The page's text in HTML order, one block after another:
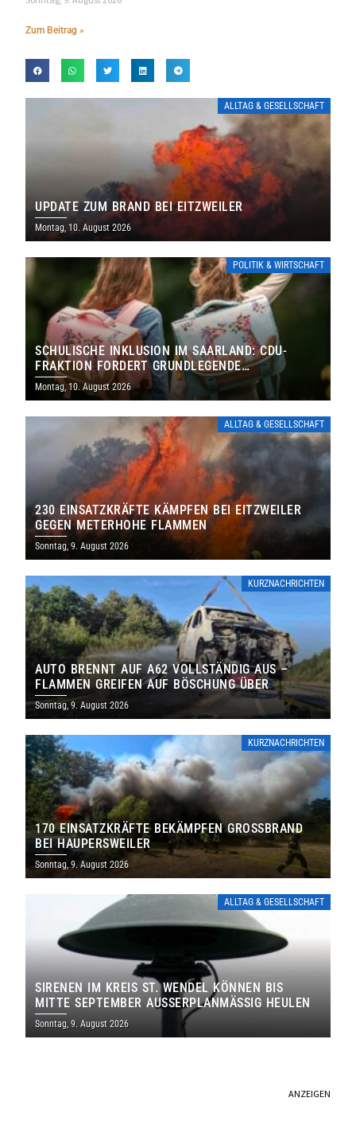
Zum Beitrag »
ALLTAG & GESELLSCHAFT
UPDATE ZUM BRAND BEI EITZWEILER
Montag, 10. August 2026
POLITIK & WIRTSCHAFT
SCHULISCHE INKLUSION IM SAARLAND: CDU-
FRAKTION FORDERT GRUNDLEGENDE
NEUAUFSTELLUNG
Montag, 10. August 2026
ALLTAG & GESELLSCHAFT
230 EINSATZKRÄFTE KÄMPFEN BEI EITZWEILER
GEGEN METERHOHE FLAMMEN
Sonntag, 9. August 2026
KURZNACHRICHTEN
AUTO BRENNT AUF A62 VOLLSTÄNDIG AUS –
FLAMMEN GREIFEN AUF BÖSCHUNG ÜBER
Sonntag, 9. August 2026
KURZNACHRICHTEN
170 EINSATZKRÄFTE BEKÄMPFEN GROSSBRAND B
EI HAUPERSWEILER
Sonntag, 9. August 2026
ALLTAG & GESELLSCHAFT
SIRENEN IM KREIS ST. WENDEL KÖNNEN BIS
MITTE SEPTEMBER AUSSERPLANMÄSSIG HEULEN
Sonntag, 9. August 2026
ANZEIGEN